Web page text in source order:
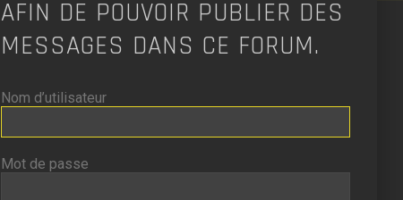
AFIN DE POUVOIR PUBLIER DES
MESSAGES DANS CE FORUM.
Nom d’utilisateur
Mot de passe